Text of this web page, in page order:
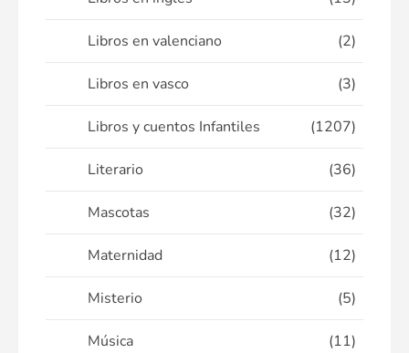
Libros en valenciano (2)
Libros en vasco (3)
Libros y cuentos Infantiles (1207)
Literario (36)
Mascotas (32)
Maternidad (12)
Misterio (5)
Música (11)